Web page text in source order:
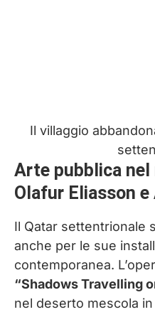
Il villaggio
Arte pubblica nel
Olafur Eliasson
Il Qatar settentrionale
anche per le sue
contemporanea.
“Shadows Travelling
nel deserto mescola